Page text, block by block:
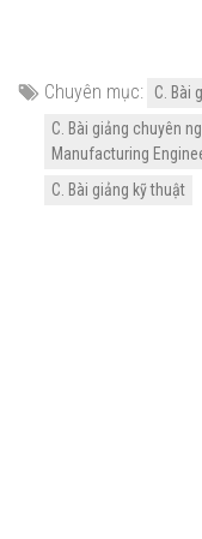
Chuyên mục:
C. Bài
C. Bài giảng chuyên
Manufacturing
C. Bài giảng kỹ thuật